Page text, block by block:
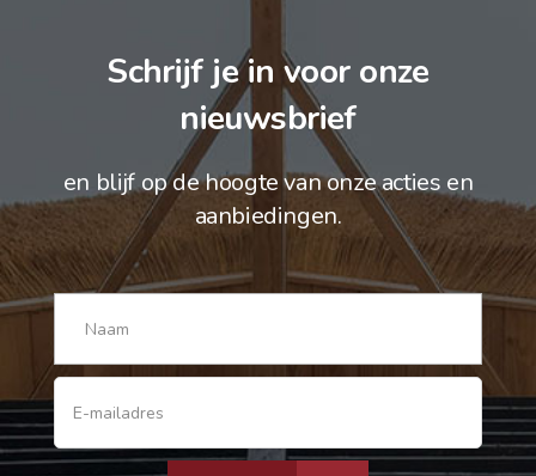
Schrijf je in voor onze
nieuwsbrief
en blijf op de hoogte van onze acties en
aanbiedingen.